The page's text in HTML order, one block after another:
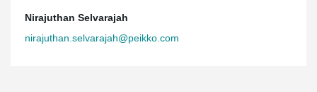
Nirajuthan Selvarajah
nirajuthan.selvarajah@peikko.com